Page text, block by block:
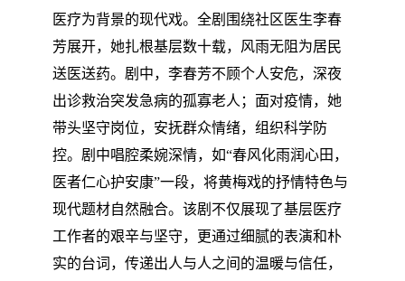
医疗为背景的现代戏。全剧围绕社区医生李春
芳展开，她扎根基层数十载，风雨无阻为居民
送医送药。剧中，李春芳不顾个人安危，深夜
出诊救治突发急病的孤寡老人；面对疫情，她
带头坚守岗位，安抚群众情绪，组织科学防
控。剧中唱腔柔婉深情，如“春风化雨润心田，
医者仁心护安康”一段，将黄梅戏的抒情特色与
现代题材自然融合。该剧不仅展现了基层医疗
工作者的艰辛与坚守，更通过细腻的表演和朴
实的台词，传递出人与人之间的温暖与信任，